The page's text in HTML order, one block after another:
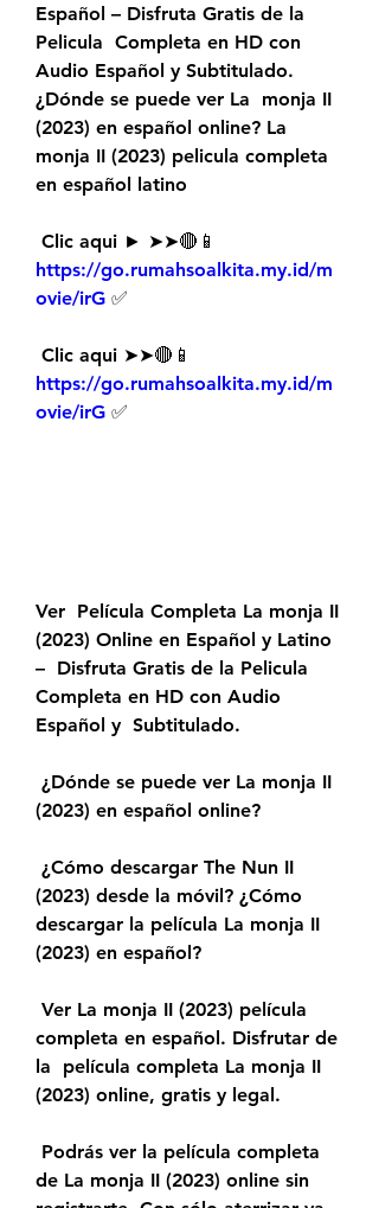
Español – Disfruta Gratis de la
Pelicula  Completa en HD con
Audio Español y Subtitulado.
¿Dónde se puede ver La  monja II
(2023) en español online? La
monja II (2023) pelicula completa
en español latino
https://go.rumahsoalkita.my.id/m
ovie/irG ✅
https://go.rumahsoalkita.my.id/m
ovie/irG ✅
Ver  Película Completa La monja II
(2023) Online en Español y Latino
–  Disfruta Gratis de la Pelicula
Completa en HD con Audio
Español y  Subtitulado.
(2023) en español online?
(2023) desde la móvil? ¿Cómo
descargar la película La monja II
(2023) en español?
completa en español. Disfrutar de
la  película completa La monja II
(2023) online, gratis y legal.
de La monja II (2023) online sin